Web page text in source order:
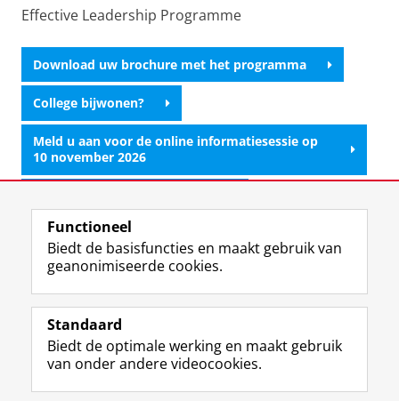
Effective Leadership Programme
Download uw brochure met het programma
College bijwonen?
Meld u aan voor de online informatiesessie op
10 november 2026
Neem contact met ons op
Uw Business Partner: Executive onderwijs (UBGS)
Functioneel
Biedt de basisfuncties en maakt gebruik van
geanonimiseerde cookies.
Standaard
Biedt de optimale werking en maakt gebruik
van onder andere videocookies.